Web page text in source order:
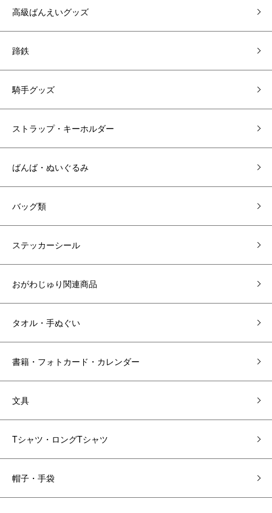
高級ばんえいグッズ
蹄鉄
騎手グッズ
ストラップ・キーホルダー
ばんば・ぬいぐるみ
バッグ類
ステッカーシール
おがわじゅり関連商品
タオル・手ぬぐい
書籍・フォトカード・カレンダー
文具
Tシャツ・ロングTシャツ
帽子・手袋